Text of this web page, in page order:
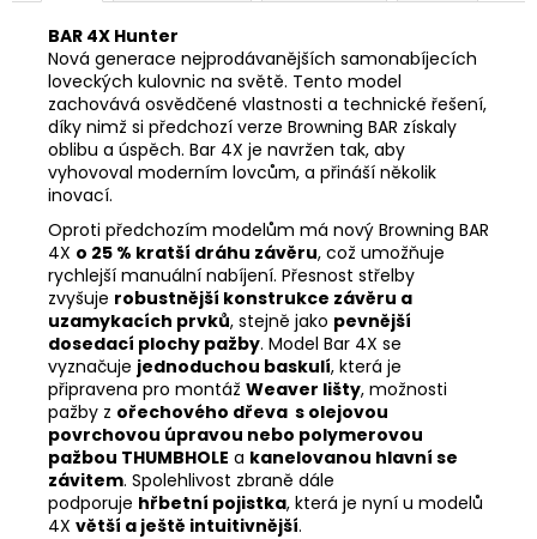
BAR 4X Hunter
Nová generace nejprodávanějších samonabíjecích
loveckých kulovnic na světě. Tento model
zachovává osvědčené vlastnosti a technické řešení,
díky nimž si předchozí verze Browning BAR získaly
oblibu a úspěch. Bar 4X je navržen tak, aby
vyhovoval moderním lovcům, a přináší několik
inovací.
Oproti předchozím modelům má nový Browning BAR
4X o 25 % kratší dráhu závěru, což umožňuje
rychlejší manuální nabíjení. Přesnost střelby
zvyšuje robustnější konstrukce závěru a
uzamykacích prvků, stejně jako pevnější
dosedací plochy pažby. Model Bar 4X se
vyznačuje jednoduchou baskulí, která je
připravena pro montáž Weaver lišty, možnosti
pažby z ořechového dřeva s olejovou
povrchovou úpravou nebo polymerovou
pažbou THUMBHOLE a kanelovanou hlavní se
závitem. Spolehlivost zbraně dále
podporuje hřbetní pojistka, která je nyní u modelů
4X větší a ještě intuitivnější.